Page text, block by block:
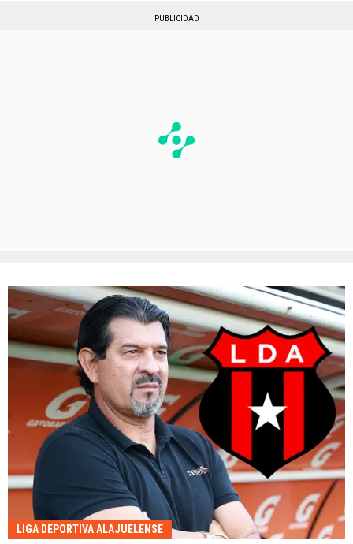
PUBLICIDAD
LIGA DEPORTIVA ALAJUELENSE